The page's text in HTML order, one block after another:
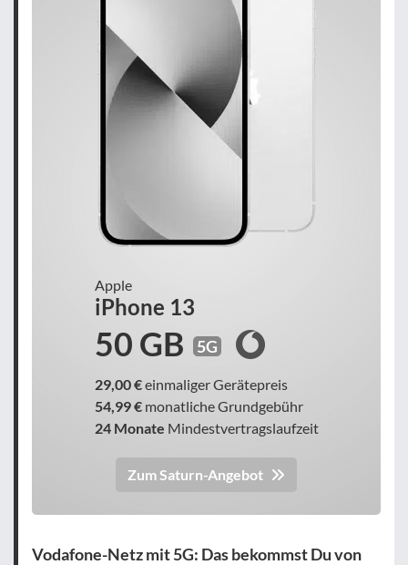
Apple
iPhone 13
50 GB 5G
29,00 €einmaliger Gerätepreis
54,99 € monatliche Grundgebühr
24 Monate Mindestvertragslaufzeit
Zum Saturn-Angebot
Vodafone-Netz mit 5G: Das bekommst Du von